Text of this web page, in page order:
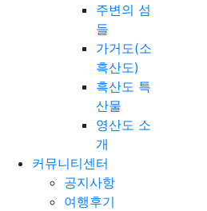
주변의 섬
들
가거도(소
흑산도)
흑산도 특
산물
영산도 소
개
커뮤니티센터
공지사항
여행후기